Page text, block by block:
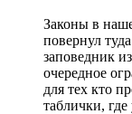
Законы в
повернул
заповедник
очередное
для тех кто
таблички,